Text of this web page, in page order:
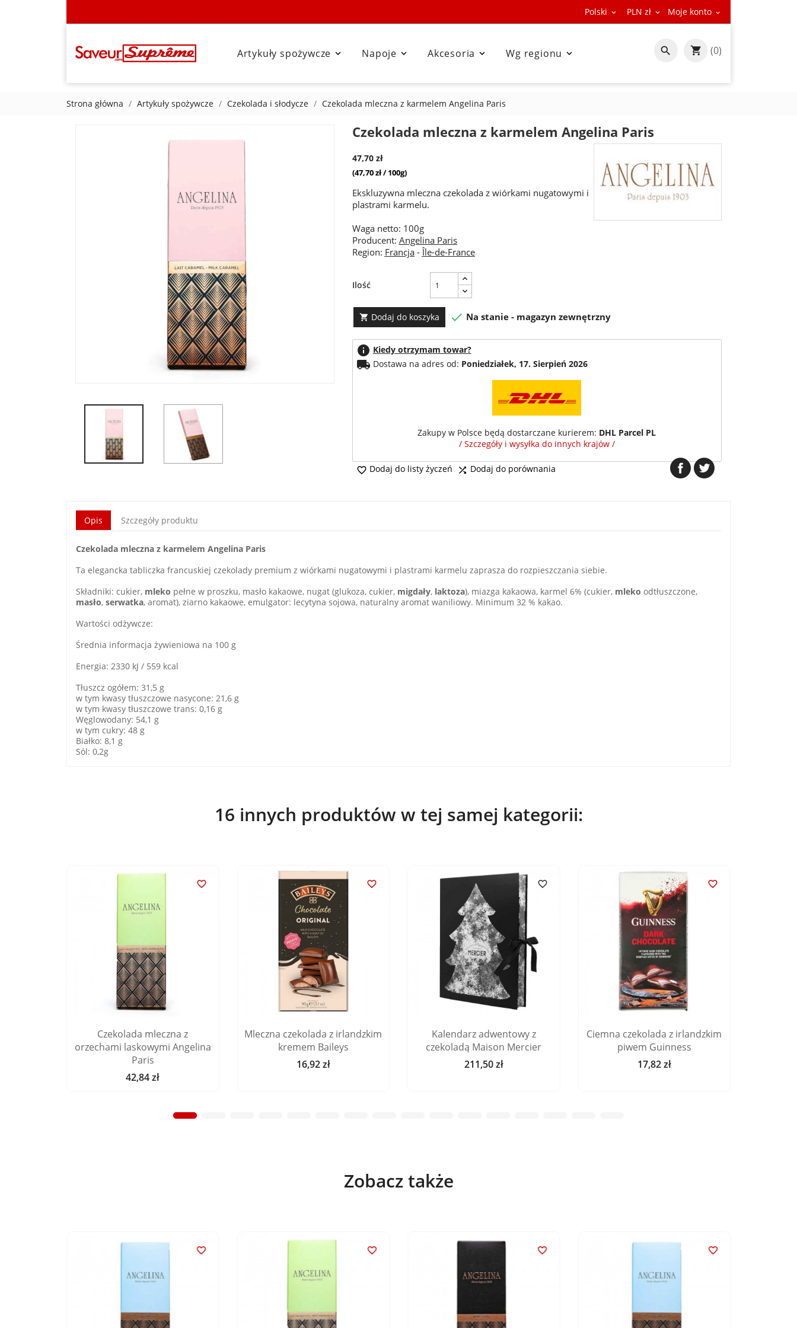
Polski  PLN zł  Moje konto 

Artykuły spożywcze 
Napoje 
Akcesoria 
Wg regionu  (0)
Strona główna Artykuły spożywcze Czekolada i słodycze Czekolada mleczna z karmelem Angelina Paris
Czekolada mleczna z karmelem Angelina Paris
47,70 zł
(47,70 zł / 100g)
Ekskluzywna mleczna czekolada z wiórkami nugatowymi i
plastrami karmelu.
Waga netto: 100g
Producent: Angelina Paris
Region: Francja-Île-de-France
Ilość
 Dodaj do koszyka  Na stanie - magazyn zewnętrzny
info Kiedy otrzymam towar?
local_shipping Dostawa na adres od: Poniedziałek, 17. Sierpień 2026
Zakupy w Polsce będą dostarczane kurierem: DHL Parcel PL
/ Szczegóły i wysyłka do innych krajów /
 Dodaj do listy życzeń  Dodaj do porównania
Opis Szczegóły produktu
Czekolada mleczna z karmelem Angelina Paris
Ta elegancka tabliczka francuskiej czekolady premium z wiórkami nugatowymi i plastrami karmelu zaprasza do rozpieszczania siebie.
Składniki: cukier, mleko pełne w proszku, masło kakaowe, nugat (glukoza, cukier, migdały, laktoza), miazga kakaowa, karmel 6% (cukier, mleko odtłuszczone,
masło, serwatka, aromat), ziarno kakaowe, emulgator: lecytyna sojowa, naturalny aromat waniliowy. Minimum 32 % kakao.
Wartości odżywcze:
Średnia informacja żywieniowa na 100 g
Energia: 2330 kJ / 559 kcal
Tłuszcz ogółem: 31,5 g
w tym kwasy tłuszczowe nasycone: 21,6 g
w tym kwasy tłuszczowe trans: 0,16 g
Węglowodany: 54,1 g
w tym cukry: 48 g
Białko: 8,1 g
Sól: 0,2g
16 innych produktów w tej samej kategorii:

Czekolada mleczna z
orzechami laskowymi Angelina
Paris
Cena
42,84 zł

Mleczna czekolada z irlandzkim
kremem Baileys
Cena
16,92 zł

Kalendarz adwentowy z
czekoladą Maison Mercier
Cena
211,50 zł

Ciemna czekolada z irlandzkim
piwem Guinness
Cena
17,82 zł
Zobacz także
   